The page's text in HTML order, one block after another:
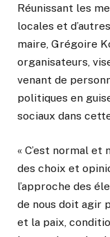
Réunissant les
locales et
maire, Grégoire
organisateurs,
venant de
politiques en
sociaux dans
« C’est normal et
des choix et
l’approche des
de nous doit agir
et la paix,